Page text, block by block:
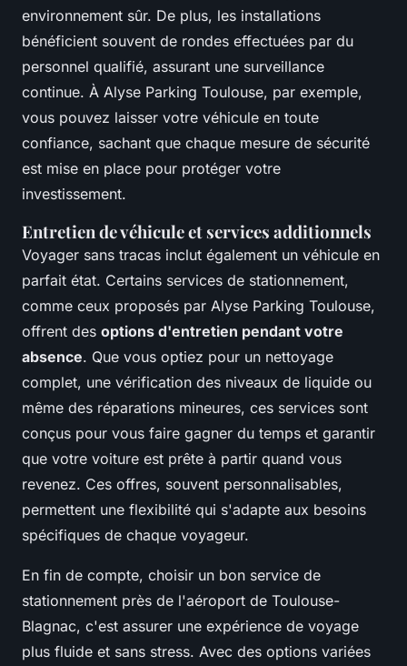
environnement sûr. De plus, les installations
bénéficient souvent de rondes effectuées par du
personnel qualifié, assurant une surveillance
continue. À Alyse Parking Toulouse, par exemple,
vous pouvez laisser votre véhicule en toute
confiance, sachant que chaque mesure de sécurité
est mise en place pour protéger votre
investissement.
Entretien de véhicule et services additionnels
Voyager sans tracas inclut également un véhicule en
parfait état. Certains services de stationnement,
comme ceux proposés par Alyse Parking Toulouse,
offrent des options d'entretien pendant votre
absence. Que vous optiez pour un nettoyage
complet, une vérification des niveaux de liquide ou
même des réparations mineures, ces services sont
conçus pour vous faire gagner du temps et garantir
que votre voiture est prête à partir quand vous
revenez. Ces offres, souvent personnalisables,
permettent une flexibilité qui s'adapte aux besoins
spécifiques de chaque voyageur.
En fin de compte, choisir un bon service de
stationnement près de l'aéroport de Toulouse-
Blagnac, c'est assurer une expérience de voyage
plus fluide et sans stress. Avec des options variées